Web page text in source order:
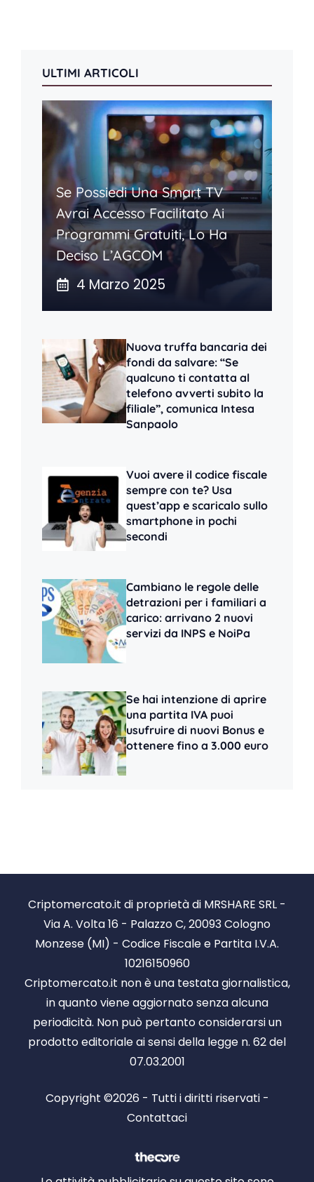
ULTIMI ARTICOLI
Se Possiedi Una Smart TV
Avrai Accesso Facilitato Ai
Programmi Gratuiti, Lo Ha
Deciso L’AGCOM
4 Marzo 2025
Nuova truffa bancaria dei
fondi da salvare: “Se
qualcuno ti contatta al
telefono avverti subito la
filiale”, comunica Intesa
Sanpaolo
Vuoi avere il codice fiscale
sempre con te? Usa
quest’app e scaricalo sullo
smartphone in pochi
secondi
Cambiano le regole delle
detrazioni per i familiari a
carico: arrivano 2 nuovi
servizi da INPS e NoiPa
Se hai intenzione di aprire
una partita IVA puoi
usufruire di nuovi Bonus e
ottenere fino a 3.000 euro
Criptomercato.it di proprietà di MRSHARE SRL -
Via A. Volta 16 - Palazzo C, 20093 Cologno
Monzese (MI) - Codice Fiscale e Partita I.V.A.
10216150960
Criptomercato.it non è una testata giornalistica,
in quanto viene aggiornato senza alcuna
periodicità. Non può pertanto considerarsi un
prodotto editoriale ai sensi della legge n. 62 del
07.03.2001
Copyright ©2026 - Tutti i diritti riservati -
Contattaci